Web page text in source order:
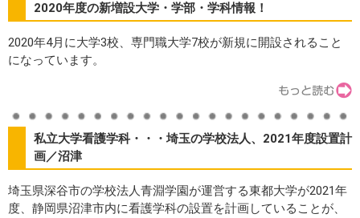
2020年度の新増設大学・学部・学科情報！
2020年4月に大学3校、専門職大学7校が新規に開設されること
になっています。
私立大学看護学科・・・埼玉の学校法人、2021年度設置計
画／沼津
埼玉県深谷市の学校法人青淵学園が運営する東都大学が2021年
度、静岡県沼津市内に看護学科の設置を計画していることが、